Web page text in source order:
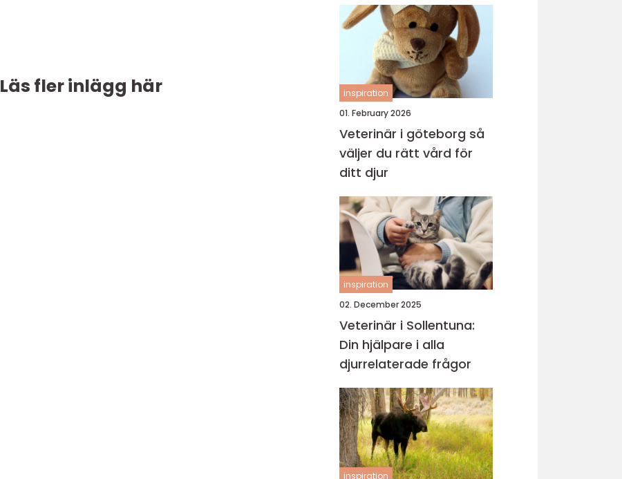
Läs fler inlägg här
inspiration
01. February 2026
Veterinär i göteborg så
väljer du rätt vård för
ditt djur
inspiration
02. December 2025
Veterinär i Sollentuna:
Din hjälpare i alla
djurrelaterade frågor
inspiration